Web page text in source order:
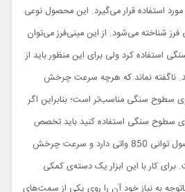
استفاده قرار می‌گیرد. این محصول نوعی
فرز شناخته می‌شود. از این مینی‌فرز می‌توان
استفاده کرد ولی برای این منظور باید از
ناگفته نماند که هرچه سرعت چرخش
سطوح سنگی مناسب‌تر است؛ بنابراین اگر
سطوح سنگی استفاده کنید باید تخصص
بالایی داشته باشید. این محصول توانی 850 واتی دارد و سرعت چرخش
است. برای کار با این ابزار یک دسته‌ی کمکی
به نیاز خود آن را روی یکی از سمت‌های